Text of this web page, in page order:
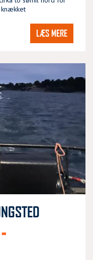
LÆS MERE